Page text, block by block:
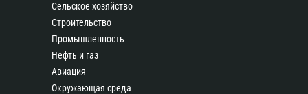
Сельское хозяйство
Строительство
Промышленность
Нефть и газ
Авиация
Окружающая среда